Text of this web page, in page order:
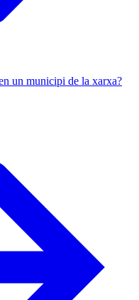
un municipi de la xarxa?